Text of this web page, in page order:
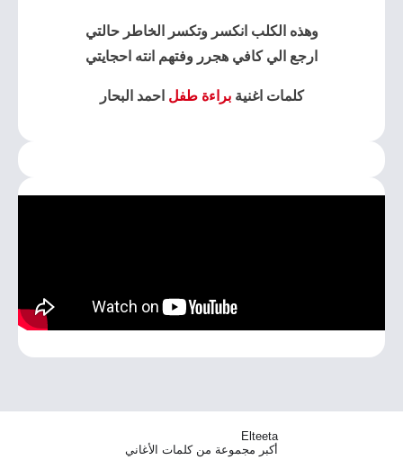
وهذه الكلب انكسر وتكسر الخاطر حالتي
ارجع الي كافي هجرر وفتهم انته احجايتي
كلمات اغنيةبراءة طفل احمد البحار
Elteeta
أكبر مجموعة من كلمات الأغاني